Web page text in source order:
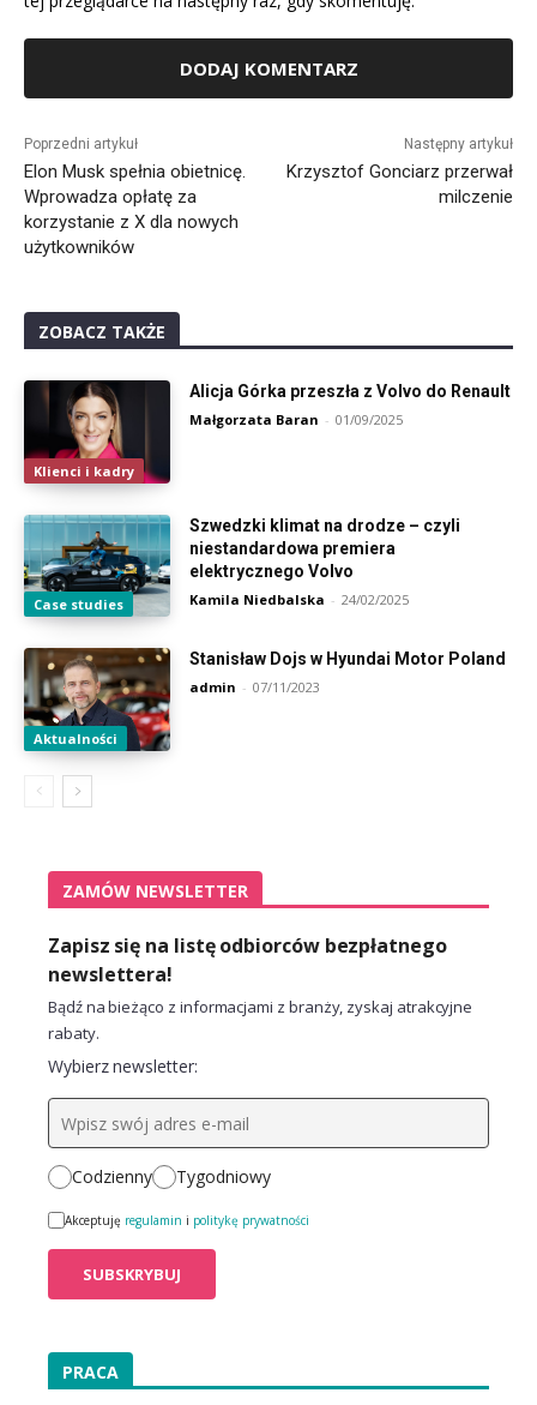
Poprzedni artykuł
Elon Musk spełnia obietnicę.
Wprowadza opłatę za
korzystanie z X dla nowych
użytkowników
Następny artykuł
Krzysztof Gonciarz przerwał
milczenie
ZOBACZ TAKŻE
Klienci i kadry
Alicja Górka przeszła z Volvo do Renault
Małgorzata Baran - 01/09/2025
Case studies
Szwedzki klimat na drodze – czyli
niestandardowa premiera
elektrycznego Volvo
Kamila Niedbalska - 24/02/2025
Aktualności
Stanisław Dojs w Hyundai Motor Poland
admin - 07/11/2023
ZAMÓW NEWSLETTER
Zapisz się na listę odbiorców bezpłatnego
newslettera!
Bądź na bieżąco z informacjami z branży, zyskaj atrakcyjne
rabaty.
Wybierz newsletter:
Codzienny Tygodniowy
Akceptuję regulamin i politykę prywatności
PRACA